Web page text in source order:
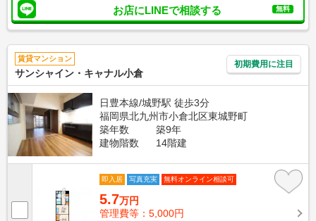
お店にLINEで相談する 無料
賃貸マンション
サンシャイン・キャナル小倉
初期費用に注目
日豊本線/城野駅 徒歩3分
福岡県北九州市小倉北区東城野町
築年数
築9年
建物階数
14階建
即入居 写真充実 無料オンライン相談可
5.7万円
管理費等：5,000円